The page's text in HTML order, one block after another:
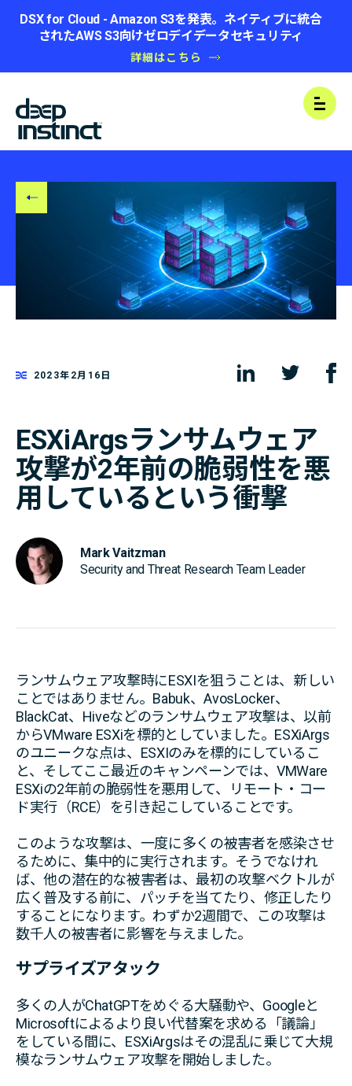
DSX for Cloud - Amazon S3を発表。ネイティブに統合
されたAWS S3向けゼロデイデータセキュリティ
詳細はこちら
A
C
K
T
O
2023年2月16日
ESXiArgsランサムウェア
攻撃が2年前の脆弱性を悪
用しているという衝撃
Mark Vaitzman
Security and Threat Research Team Leader
ランサムウェア攻撃時にESXIを狙うことは、新しい
ことではありません。Babuk、AvosLocker、
BlackCat、Hiveなどのランサムウェア攻撃は、以前
からVMware ESXiを標的としていました。ESXiArgs
のユニークな点は、ESXIのみを標的にしているこ
と、そしてここ最近のキャンペーンでは、VMWare
ESXiの2年前の脆弱性を悪用して、リモート・コー
ド実行（RCE）を引き起こしていることです。
このような攻撃は、一度に多くの被害者を感染させ
るために、集中的に実行されます。そうでなけれ
ば、他の潜在的な被害者は、最初の攻撃ベクトルが
広く普及する前に、パッチを当てたり、修正したり
することになります。わずか2週間で、この攻撃は
数千人の被害者に影響を与えました。
サプライズアタック
多くの人がChatGPTをめぐる大騒動や、Googleと
Microsoftによるより良い代替案を求める「議論」
をしている間に、ESXiArgsはその混乱に乗じて大規
模なランサムウェア攻撃を開始しました。